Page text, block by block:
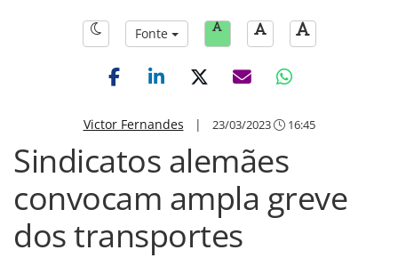
Fonte
Victor Fernandes | 23/03/2023 16:45
Sindicatos alemães
convocam ampla greve
dos transportes